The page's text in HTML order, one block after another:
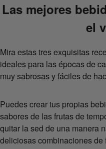
Las mejores
el
Mira estas tres exquisitas
ideales para las épocas de
muy sabrosas y fáciles de
Puedes crear tus propias
sabores de las frutas de
quitar la sed de una manera
deliciosas combinaciones de